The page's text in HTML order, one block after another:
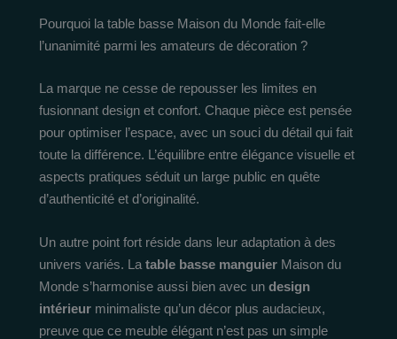
Pourquoi la table basse Maison du Monde fait-elle
l’unanimité parmi les amateurs de décoration ?
La marque ne cesse de repousser les limites en
fusionnant design et confort. Chaque pièce est pensée
pour optimiser l’espace, avec un souci du détail qui fait
toute la différence. L’équilibre entre élégance visuelle et
aspects pratiques séduit un large public en quête
d’authenticité et d’originalité.
Un autre point fort réside dans leur adaptation à des
univers variés. La table basse manguier Maison du
Monde s’harmonise aussi bien avec un design
intérieur minimaliste qu’un décor plus audacieux,
preuve que ce meuble élégant n’est pas un simple